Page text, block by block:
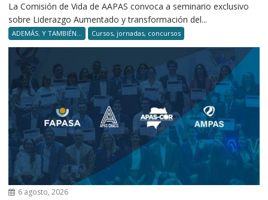
La Comisión de Vida de AAPAS convoca a seminario exclusivo
sobre Liderazgo Aumentado y transformación del...
ADEMÁS. Y TAMBIÉN... Cursos, jornadas, concursos
6 agosto, 2026